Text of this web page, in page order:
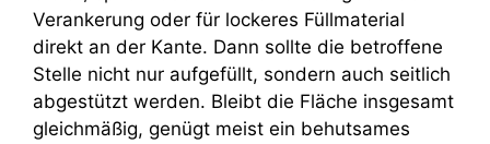
Verankerung oder für lockeres Füllmaterial
direkt an der Kante. Dann sollte die betroffene
Stelle nicht nur aufgefüllt, sondern auch seitlich
abgestützt werden. Bleibt die Fläche insgesamt
gleichmäßig, genügt meist ein behutsames